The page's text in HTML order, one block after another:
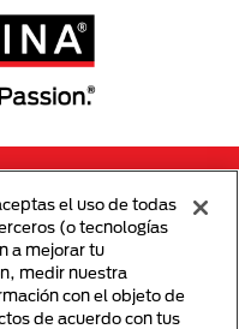
Purina
des Produits Nestlé S.A.,
with permission.
Politicas de Privacidad
el uso de todas
(o tecnologías
a mejorar tu
medir nuestra
con el objeto de
de acuerdo con tus